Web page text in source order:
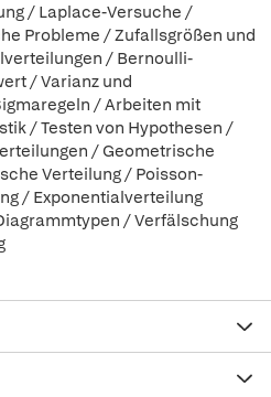
/ Laplace-Versuche /
Probleme / Zufallsgrößen und
/ Bernoulli-
/ Varianz und
/ Arbeiten mit
/ Testen von Hypothesen /
/ Geometrische
Verteilung / Poisson-
/ Exponentialverteilung
/ Verfälschung